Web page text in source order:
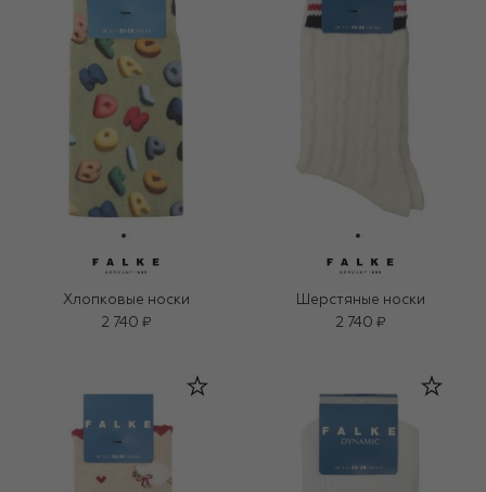
Хлопковые носки
2 740 ₽
Шерстяные носки
2 740 ₽